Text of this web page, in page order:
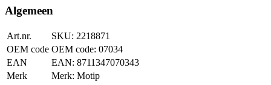
Algemeen
Art.nr.
2218871
OEM code
07034
EAN
8711347070343
Merk
Motip